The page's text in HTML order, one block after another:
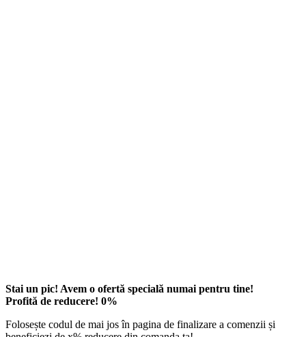
Stai un pic! Avem o ofertă specială numai pentru tine!
Profită de reducere! 0%
Folosește codul de mai jos în pagina de finalizare a comenzii și